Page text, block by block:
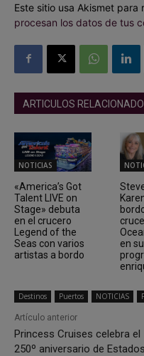
Este sitio usa Akismet para
procesan los datos de tus
ARTICULOS
NOTICIAS
«America’s Got
Talent LIVE on
Stage» debuta
en el crucero
Legend of the
Seas con varios
artistas a bordo
en
Destinos Puertos NOTICIAS
Artículo anterior
Princess Cruises celebra el
250º aniversario de Estados